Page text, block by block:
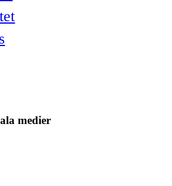
medier